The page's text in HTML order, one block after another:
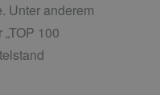
Unter anderem
100